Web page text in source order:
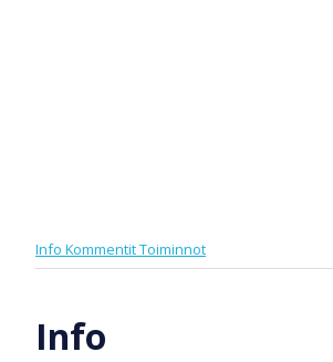
Info KommentitToiminnot
Info